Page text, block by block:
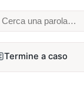
Cerca una parola
Termine a caso